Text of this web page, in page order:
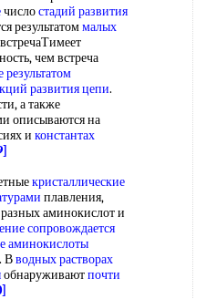
числостадий развития
результатоммалых
чем встреча
результатом
развития цепи.
а также
описываются на
и константах
кристаллические
плавления,
аминокислот и
сопровождается
аминокислоты
. Вводных растворах
обнаруживаютпочти